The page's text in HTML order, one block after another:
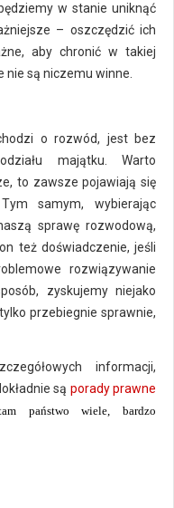
w stanie uniknąć
– oszczędzić ich
aby chronić w takiej
nie są niczemu winne.
o rozwód, jest bez
majątku. Warto
to zawsze pojawiają się
samym, wybierając
sprawę rozwodową,
też doświadczenie, jeśli
rozwiązywanie
zyskujemy niejako
przebiegnie sprawnie,
informacji,
są porady prawne
państwo wiele, bardzo